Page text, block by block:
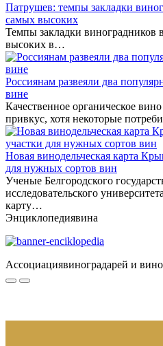
Патрушев: темпы закладки
самых высоких
Темпы закладки виноградников
высоких в…
Россиянам развеяли два
вине
Качественное органическое
привкус, хотя некоторые
Новая винодельческая карта
для нужных сортов вин
Ученые Белгородского
исследовательского
карту…
Энциклопедиявина
Ассоциациявиноградарей и